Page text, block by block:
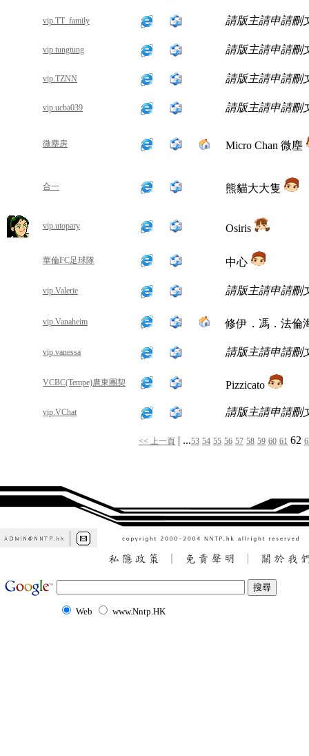
vip.TT_family 請版主請申請刪
vip.tungtung 請版主請申請刪
vip.TZNN 請版主請申請刪
vip.ucba039 請版主請申請刪
微塵房 Micro Chan 微塵
合一 熊貓大大隻
vip.utopary Osiris
華倫FC足球隊 中心
vip.Valerie 請版主請申請刪
vip.Vanaheim 修伊．馮．法倫
vip.vanessa 請版主請申請刪
VCBC(Tempe)廣東團契 Pizzicato
vip.VChat 請版主請申請刪
<< 上一頁 | ...53 54 55 56 57 58 59 60 61 62
Web www.Nntp.HK